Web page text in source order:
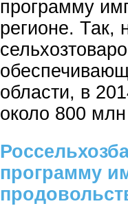
программу
регионе. Так,
области, в
около 800
программу